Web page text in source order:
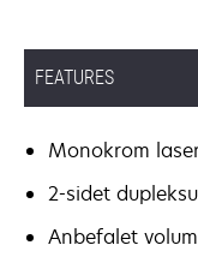
FEATURES
Monokrom
2-sidet
Anbefalet